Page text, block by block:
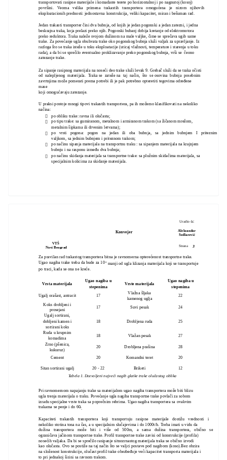
transportovati rasipne materijale i komadaste terete po horizontalnoj i po nagnutoj (kosoj)
površini. Veoma velika primena trakastih transportera omogućena je nizom njihovih
eksploatacionih prednosti: jednostavna konstrukcija, veliki kapacitet, miran i bešuman rad.
Jedan trakasti transporter čini dva bubnja, od kojih je jedan pogonski a jedan zatezni, i jedna
beskrajna traka, koja prelazi preko njih. Pogonski bubanj dobija kretanje od elektromotora
preko reduktora. Traka naleže svojom dužinom na male valjke, čime se sprečava ugib same
trake. Za povećanje ugla obuhvata trake oko pogonskog bubnja služi valjak za upravljanje. Iz
razloga što se traka isteže u toku eksploatacije (uticaj vlažnosti, temperature i starenja u toku
rada), a da bi se sprečilo eventualno proklizavanje preko pogonskog bubnja, vrši se čeono
zatezanje trake.
Za sipanje rasipnog materijala na noseći deo trake služi levak 9. Grebač služi da se traka očisti
od nalepljenog materijala. Traka se zateže na taj način, što se osovina bubnja posebnim
zavrtnjima može pomerati prema potrebi ili je pak potrebno opteretiti tegovima određene
mase
koji omogućavaju zatezanje.
U praksi postoje mnogi tipovi trakastih transportera, pa ih možemo klasifikovati na nekoliko
načina:

po obliku trake: ravna ili olučasta;

po tipu trake: sa gumiranom, metalnom i armiranom trakom (sa žičanom mrežom,
metalnim šipkama ili drvenim letvama);

po vrsti pogona: pogon na jedan ili oba bubnja, sa jednim bubnjem I priteznim
valjkom, sa jednim bubnjem i priteznom trakom;

po načinu sipanja materijala na transportnu traku : sa sipanjem materijala na krajnjem
bubnju i na rasponu između dva bubnja;

po načinu skidanja materijala sa transportne trake: sa plužnim skidačima materijala, sa
specijalnim kolicima za skidanje materijala.
Konvejer
Uradio-la:
Aleksandar
Sedlarević
VTŠ
Novi Beograd
Strana3
Za pravilan rad trakastog transportera bitna je ravnomerna opterećenost transportne trake.
Ugao nagiba trake treba da bude za 10 omanji od ugla klizanja materijala koji se transportuje
po traci, kada se ona ne kreće.
Vrsta materijala
Ugao nagiba u
stepenima
Vrste materijala
Ugao nagiba u
stepenima
Ugalj orašast, antracit
17
Vlažna šljaka
kamenog uglja
22
Koks drobljeni i
prosejani
17 Suvi pesak 24
Ugalj sortirani,
dobljeni kamen i
sortirani koks
18 Drobljena ruda 25
Ruda u krupnim
komadima
18 Vlažan pesak
27
Zrno (pšenica,
kukuruz)
20 Drobljena prašina 28
Cement 20 Komandni teret 20
Sitan sortirani ugalj 20 - 22 Briketi 12
Tabela 1. Dozvoljeni najveći nagib glatke trake olučastog oblika
Pri ravnomernom napajanju trake sa materijalom ugao nagiba transportera može biti blizu
ugla trenja materijala o traku. Povećanje ugla nagiba transportne trake povlači za sobom
izradu specijalne vrste traka sa poprečnim rebrima. Ugao nagiba transportera sa ovakvim
trakama se penje i do 60o.
Kapaciteti trakastih transportera koji transportuju rasipne materijale dostižu vrednosti i
nekoliko stotina tona na čas, a u specijalnim slučajevima i do 1000t/h. Treba imati u vidu da
dužina transportera može biti i više od 500m, a sama dužina transportera, obično se
ograničava jačinom transportne trake. Profil transportne trake zavisi od konstrukcije (profila)
nosećih valjaka. Da bi se sprečilo rasipanje sitnozrnastog materijala traka se obično izvodi
kao olučasta. Ovo se postiže na taj način što se valjci postave pod nagibom (koso).Bez obzira
na složenost konstrukcije, olučast profil trake obezbeđuje veći kapacitet transporta materijala i
to pri jednakoj širini sa ravnom trakom.